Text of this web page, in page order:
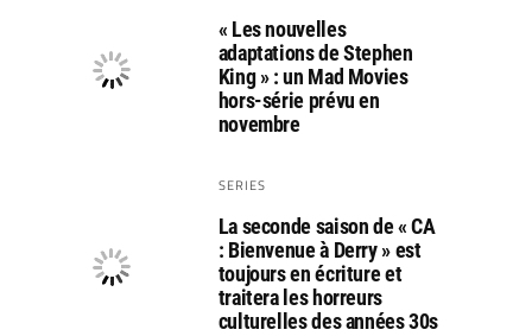
« Les nouvelles
adaptations de Stephen
King » : un Mad Movies
hors-série prévu en
novembre
SERIES
La seconde saison de « CA
: Bienvenue à Derry » est
toujours en écriture et
traitera les horreurs
culturelles des années 30s